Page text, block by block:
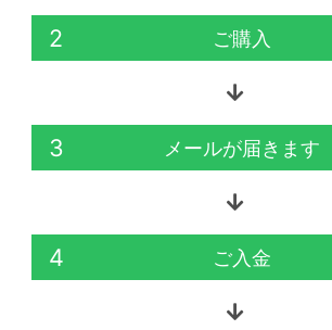
2 ご購入
3 メールが届きます
4 ご入金